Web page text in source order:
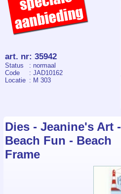
art. nr: 35942
Status
: normaal
Code
: JAD10162
Locatie : M 303
Dies - Jeanine's Art -
Beach Fun - Beach
Frame